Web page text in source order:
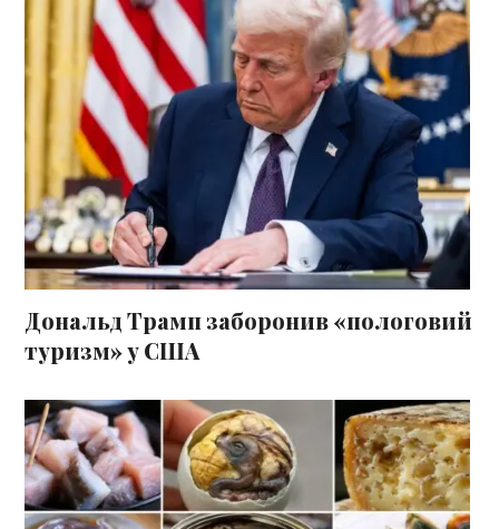
Дональд Трамп заборонив «пологовий
туризм» у США